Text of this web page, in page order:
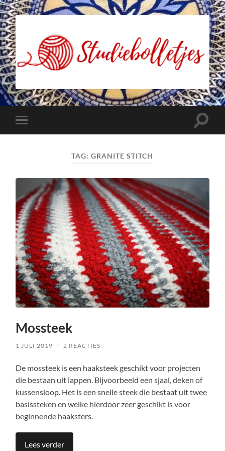
Studiebolletjes
Toggle
mobiel
Toggle
TAG:GRANITE STITCH
Mossteek
1 JULI 2019 / 2 REACTIES
De mossteek is een haaksteek geschikt voor projecten
die bestaan uit lappen. Bijvoorbeeld een sjaal, deken of
kussensloop. Het is een snelle steek die bestaat uit twee
basissteken en welke hierdoor zeer geschikt is voor
beginnende haaksters.
Lees verder